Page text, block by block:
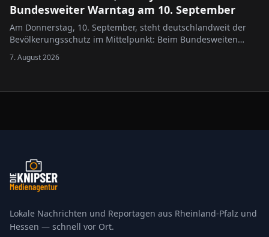
Bundesweiter Warntag am 10. September
Am Donnerstag, 10. September, steht deutschlandweit der
Bevölkerungsschutz im Mittelpunkt: Beim Bundesweiten
ihre Warnsysteme für Krisen- und Katastrophenfälle.
7. August 2026
Lokale Nachrichten und Reportagen aus Rheinland-Pfalz und
Hessen — schnell vor Ort.